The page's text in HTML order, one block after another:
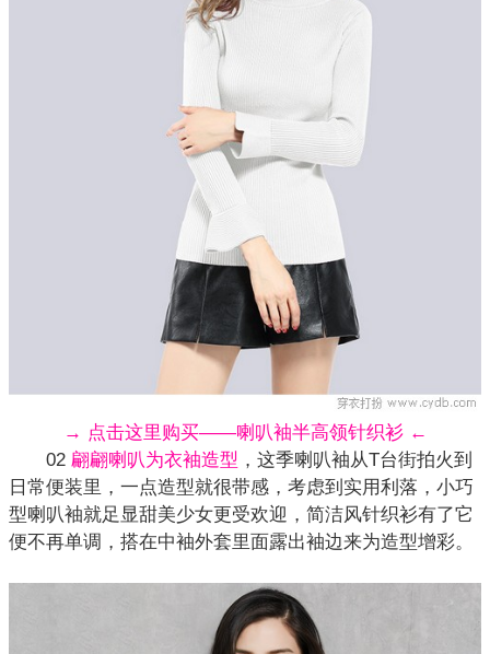
→ 点击这里购买——喇叭袖半高领针织衫 ←
02 翩翩喇叭为衣袖造型 ，这季喇叭袖从T台街拍火到
日常便装里，一点造型就很带感，考虑到实用利落，小巧
型喇叭袖就足显甜美少女更受欢迎，简洁风针织衫有了它
便不再单调，搭在中袖外套里面露出袖边来为造型增彩。